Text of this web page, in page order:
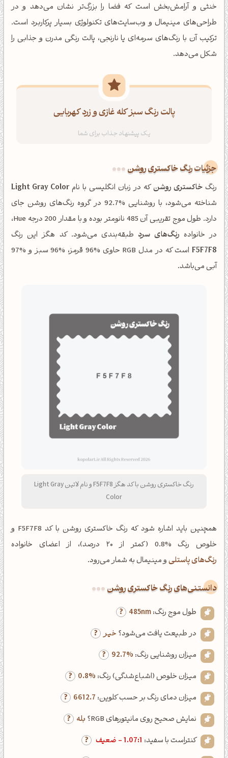
خنثی و آرامش‌بخش است که فضا را بزرگ‌تر نشان می‌دهد و در
طراحی‌های مینیمال و وب‌سایت‌های تکنولوژی بسیار پرکاربرد است.
ترکیب آن با رنگ‌های سرمه‌ای یا نارنجی، پالت رنگی مدرن و جذابی را
شکل می‌دهد.
پالت رنگ سبز کله غازی و زرد کهربایی
جزئیات رنگ خاکستری روشن
رنگ خاکستری روشنکه در زبان انگلیسی با نامLight Gray Color
شناخته می‌شود، با روشنایی %92.7 در گروه رنگ‌های روشن جای
دارد. طول موج تقریبی آن 485 نانومتر بوده و با مقدار 200 درجه Hue،
در خانواده رنگ‌های سرد طبقه‌بندی می‌شود. کد هگز این رنگ
F5F7F8
است که در مدل RGB حاوی %96 قرمز، %96 سبز و %97
آبی می‌باشد.
رنگ خاکستری روشن با کد هگز F5F7F8 و نام لاتین Light Gray
Color
همچنین باید اشاره شود که رنگ خاکستری روشن با کد F5F7F8 و
خلوص رنگ %0.8 (کمتر از ۲۰ درصد)، از اعضای خانواده
رنگ‌های پاستلیو مینیمال به شمار می‌رود.
دانستنی‌های رنگ خاکستری روشن
طول موج رنگ:485nm
در طبیعت یافت می‌شود؟ خیر
میزان روشنایی رنگ: 92.7%
میزان خلوص (اشباع‌شدگی) رنگ: 0.8%
میزان دمای رنگ بر حسب کلوین: 6612.7
نمایش صحیح روی مانیتورهای RGB؟
بله
کنتراست با سفید: 1.07:1 - ضعیف